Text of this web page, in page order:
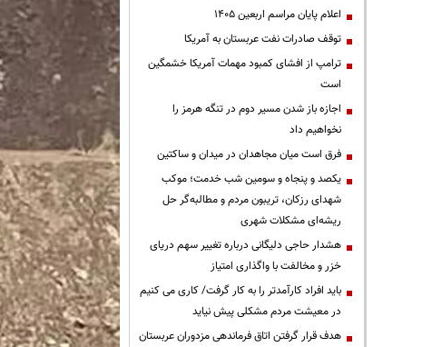
اعلام پایان مراسم اربعین ۱۴۰۵
توقف صادرات نفت عربستان به آمریکا
ترامپ از افشای کمبود مهمات آمریکا خشمگین
است
اجازه باز شدن مسیر دوم در تنگه هرمز را
نخواهیم داد
فرق است میان مجاهدان در میدان و ساکتین
یکصد و پنجاه و سومین شب خدمت؛ موکب
شهدای رزکان، تریبون مردم و مطالبه‌گر حل
ریشه‌ای مشکلات شهری
هشدار حاجی دلیگانی درباره تغییر سهم دریای
خزر و مخالفت با واگذاری امتیاز
باید افراد کارآمدتر را به کار گرفت/ کاری می کنیم
در معیشت مردم مشکلی پیش نیاید
هدف قرار گرفتن اتاق‌ فرماندهی مزدوران عربستان